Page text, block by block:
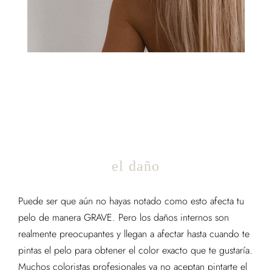
el daño
Puede ser que aún no hayas notado como esto afecta tu
pelo de manera GRAVE. Pero los daños internos son
realmente preocupantes y llegan a afectar hasta cuando te
pintas el pelo para obtener el color exacto que te gustaría.
Muchos coloristas profesionales ya no aceptan pintarte el